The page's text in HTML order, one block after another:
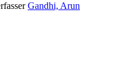
Gandhi, Arun